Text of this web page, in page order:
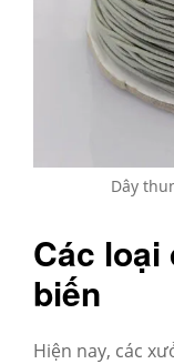
Dây
Các loại
biến
Hiện nay, các